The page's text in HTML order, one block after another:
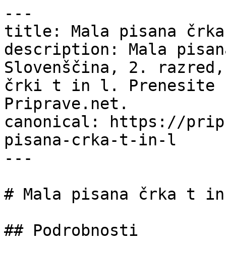
---
title: Mala pisana
description: Mala
Slovenščina, 2.
črki t in l. Prenesite
Priprave.net.
canonical: https://
pisana-crka-t-in-l
---
# Mala pisana črka t
## Podrobnosti